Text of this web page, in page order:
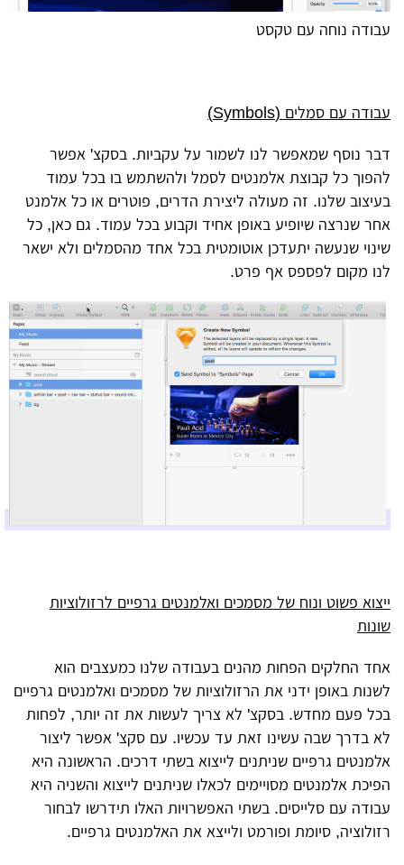
עבודה נוחה עם טקסט
עבודה עם סמלים (Symbols)
דבר נוסף שמאפשר לנו לשמור על עקביות. בסקצ' אפשר
להפוך כל קבוצת אלמנטים לסמל ולהשתמש בו בכל עמוד
בעיצוב שלנו. זה מעולה ליצירת הדרים, פוטרים או כל אלמנט
אחר שנרצה שיופיע באופן אחיד וקבוע בכל עמוד. גם כאן, כל
שינוי שנעשה יתעדכן אוטומטית בכל אחד מהסמלים ולא ישאר
לנו מקום לפספס אף פרט.
ייצוא פשוט ונוח של מסמכים ואלמנטים גרפיים לרזולוציות
שונות
אחד החלקים הפחות מהנים בעבודה שלנו כמעצבים הוא
לשנות באופן ידני את הרזולוציות של מסמכים ואלמנטים גרפיים
בכל פעם מחדש. בסקצ' לא צריך לעשות את זה יותר, לפחות
לא בדרך שבה עשינו זאת עד עכשיו. עם סקצ' אפשר ליצור
אלמנטים גרפיים שניתנים לייצוא בשתי דרכים. הראשונה היא
הפיכת אלמנטים מסויימים לכאלו שניתנים לייצוא והשניה היא
עבודה עם סלייסים. בשתי האפשרויות האלו תידרשו לבחור
רזולוציה, סיומת ופורמט ולייצא את האלמנטים גרפיים.